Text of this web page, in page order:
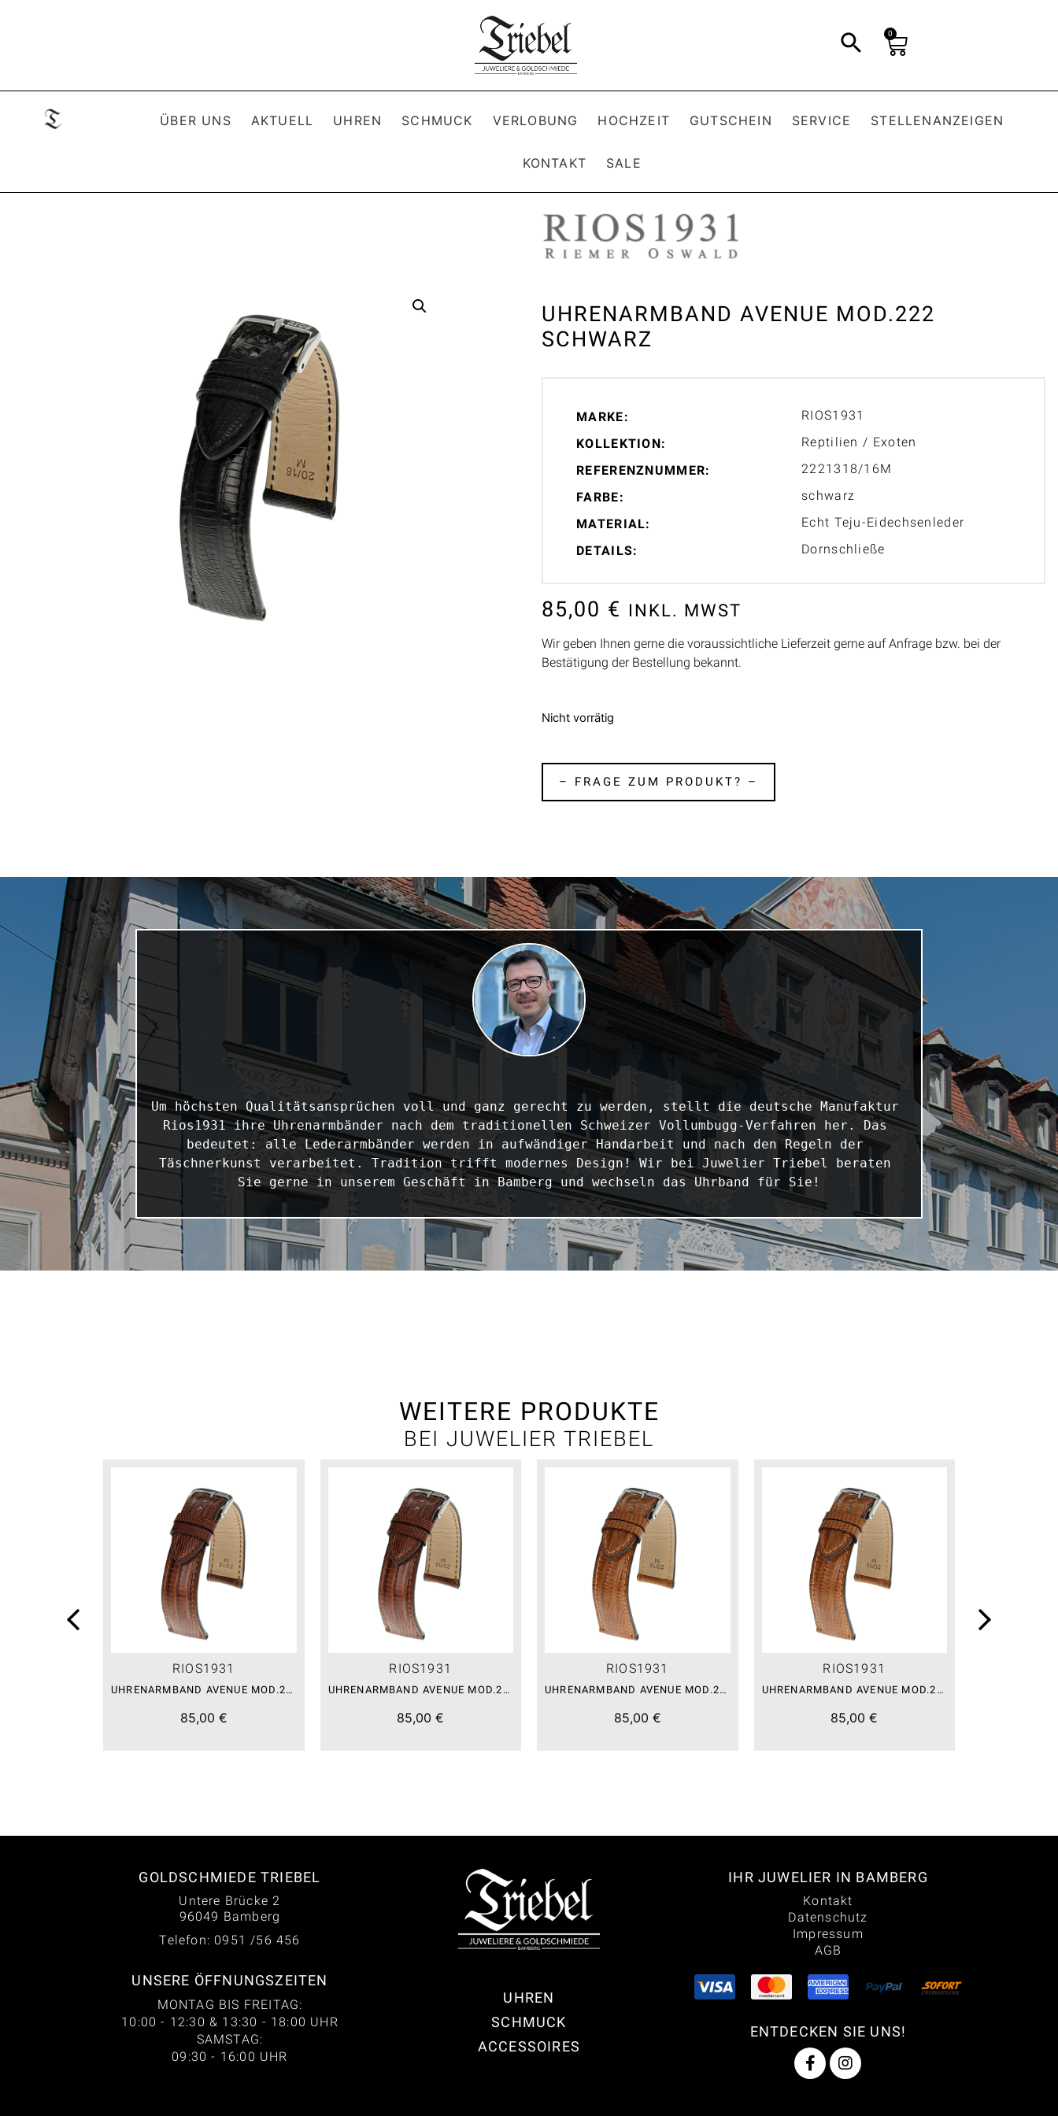
0
ÜBER UNS AKTUELL UHREN SCHMUCK VERLOBUNG HOCHZEIT GUTSCHEIN SERVICE STELLENANZEIGEN
KONTAKT SALE
UHRENARMBAND AVENUE MOD.222
SCHWARZ
MARKE:
RIOS1931
KOLLEKTION:
Reptilien / Exoten
REFERENZNUMMER:
2221318/16M
FARBE:
schwarz
MATERIAL:
Echt Teju-Eidechsenleder
DETAILS:
Dornschließe
85,00 € INKL. MWST
Wir geben Ihnen gerne die voraussichtliche Lieferzeit gerne auf Anfrage bzw. bei der
Bestätigung der Bestellung bekannt.
Nicht vorrätig
– FRAGE ZUM PRODUKT? –
Um höchsten Qualitätsansprüchen voll und ganz gerecht zu werden, stellt die deutsche Manufaktur
Rios1931 ihre Uhrenarmbänder nach dem traditionellen Schweizer Vollumbugg-Verfahren her. Das
bedeutet: alle Lederarmbänder werden in aufwändiger Handarbeit und nach den Regeln der
Täschnerkunst verarbeitet. Tradition trifft modernes Design! Wir bei Juwelier Triebel beraten
Sie gerne in unserem Geschäft in Bamberg und wechseln das Uhrband für Sie!
WEITERE PRODUKTE
BEI JUWELIER TRIEBEL
RIOS1931
UHRENARMBAND AVENUE MOD.222 MAHAGONI
85,00 €
RIOS1931
UHRENARMBAND AVENUE MOD.222 MAHAGONI
85,00 €
RIOS1931
UHRENARMBAND AVENUE MOD.222 COGNAC
85,00 €
RIOS1931
UHRENARMBAND AVENUE MOD.222 COGNAC
85,00 €
GOLDSCHMIEDE TRIEBEL
Untere Brücke 2
96049 Bamberg
Telefon: 0951 /56 456
UNSERE ÖFFNUNGSZEITEN
MONTAG BIS FREITAG:
10:00 - 12:30 & 13:30 - 18:00 UHR
SAMSTAG:
09:30 - 16:00 UHR
UHREN
SCHMUCK
ACCESSOIRES
IHR JUWELIER IN BAMBERG
Kontakt
Datenschutz
Impressum
AGB
ENTDECKEN SIE UNS!